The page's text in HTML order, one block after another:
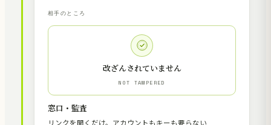
相手のところ
改ざんされていません
NOT TAMPERED
窓口・監査
リンクを開くだけ。アカウントもキーも要らない